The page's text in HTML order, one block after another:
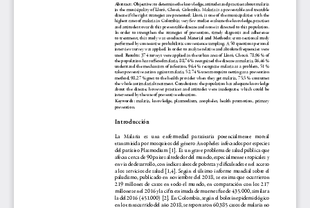
Resoluciones
Acuerdos
Gestión Integral
Derechos pecuniarios y valores de
matrícula
Permanencia ESAL
Calendario Académico
Rutas de atención
Este portal usa cookies para mejorar su experiencia de